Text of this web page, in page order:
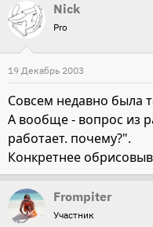
Nick
Pro
19 Декабрь 2003
Совсем недавно была
А вообще - вопрос из
работает. почему?".
Конкретнее
Frompiter
Участник